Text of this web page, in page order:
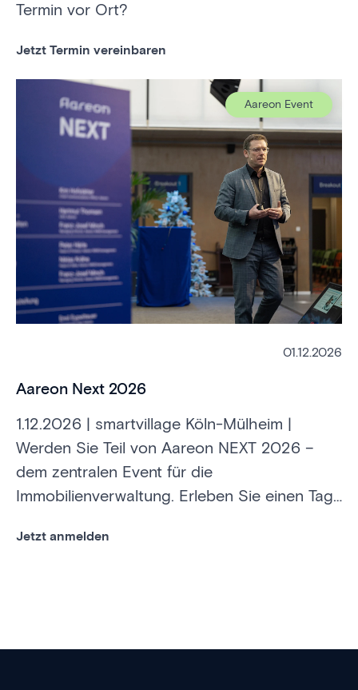
Termin vor Ort?
Jetzt Termin vereinbaren
Aareon Event
01.12.2026
Aareon Next 2026
1.12.2026 | smartvillage Köln-Mülheim |
Werden Sie Teil von Aareon NEXT 2026 –
dem zentralen Event für die
Immobilienverwaltung. Erleben Sie einen Tag
und zukunftsweisender Lösungen.
Jetzt anmelden